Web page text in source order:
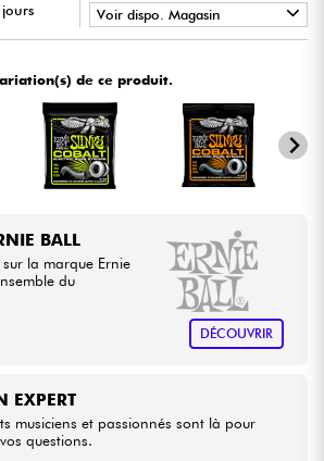
Voir nos marques
Voir dispo. Magasin
de ce produit.
BALL
la marque Ernie
du
DÉCOUVRIR
EXPERT
musiciens et passionnés sont là pour
questions.